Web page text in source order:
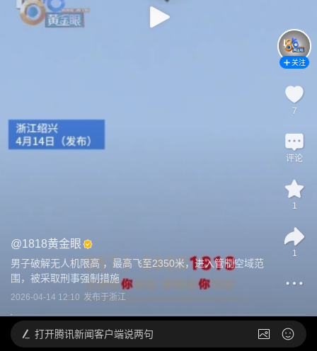
@1818黄金眼
男子破解无人机限高 ，最高飞至2350米，进入管制空域范
围，被采取刑事强制措施
2026-04-14 12:10 发布于浙江
关注
7
评论
1
1
打开腾讯新闻客户端说两句